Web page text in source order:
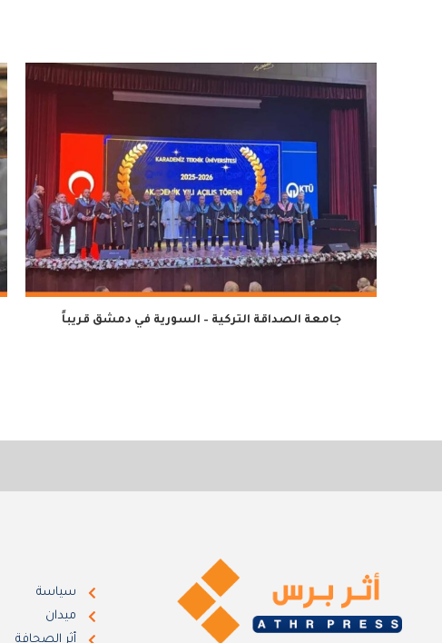
جامعة الصداقة التركية – السورية في دمشق قريباً
سياسة
ميدان
أثر الصحافة